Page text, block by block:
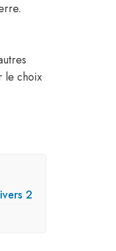
le choix
2